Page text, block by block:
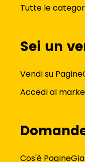
Tutte le
Sei un
Vendi su
Accedi al
Cos'è